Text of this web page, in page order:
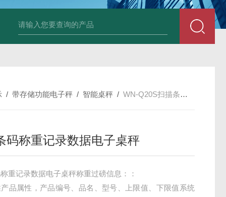
JDT-WN-Q20S食品
/带存储功能电子秤 / 智能桌秤 /WN-Q20S扫描条码称重记录数据电子桌秤
码称重记录数据电子桌秤
重记录数据电子桌秤称重过磅信息：：
品属性，产品编号、品名、型号、上限值、下限值系统